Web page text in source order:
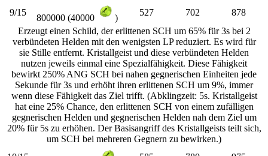
9/15
800000 (40000 )
527 702
878
Erzeugt einen Schild, der erlittenen SCH um 65% für 3s bei 2
verbündeten Helden mit den wenigsten LP reduziert. Es wird für
sie Stille entfernt. Kristallgeist und diese verbündeten Helden
nutzen jeweils einmal eine Spezialfähigkeit. Diese Fähigkeit
bewirkt 250% ANG SCH bei nahen gegnerischen Einheiten jede
Sekunde für 3s und erhöht ihren erlittenen SCH um 9%, immer
wenn diese Fähigkeit das Ziel trifft. (Abklingzeit: 5s. Kristallgeist
hat eine 25% Chance, den erlittenen SCH von einem zufälligen
gegnerischen Helden und gegnerischen Helden nah dem Ziel um
20% für 5s zu erhöhen. Der Basisangriff des Kristallgeists teilt sich,
um SCH bei mehreren Gegnern zu bewirken.)